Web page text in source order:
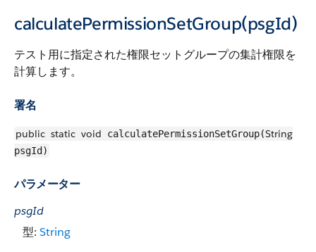
calculatePermissionSetGroup(psgId)
テスト用に指定された権限セットグループの集計権限を
計算します。
署名
public static void calculatePermissionSetGroup(String
psgId)
パラメーター
psgId
型: String